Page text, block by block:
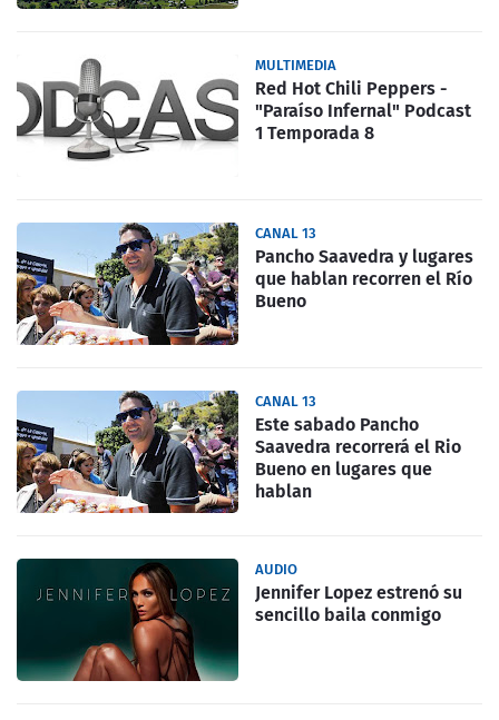
MULTIMEDIA
Red Hot Chili Peppers -
"Paraíso Infernal" Podcast
1 Temporada 8
CANAL 13
Pancho Saavedra y lugares
que hablan recorren el Río
Bueno
CANAL 13
Este sabado Pancho
Saavedra recorrerá el Rio
Bueno en lugares que
hablan
AUDIO
Jennifer Lopez estrenó su
sencillo baila conmigo